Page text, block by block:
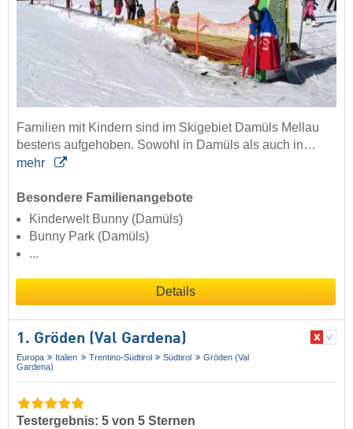
Familien mit Kindern sind im Skigebiet Damüls Mellau
bestens aufgehoben. Sowohl in Damüls als auch in…
mehr
Besondere Familienangebote
Kinderwelt Bunny (Damüls)
Bunny Park (Damüls)
...
Details
1. Gröden (Val Gardena)
Europa Italien Trentino-Südtirol Südtirol
Gröden (Val
Gardena)
Testergebnis: 5 von 5 Sternen